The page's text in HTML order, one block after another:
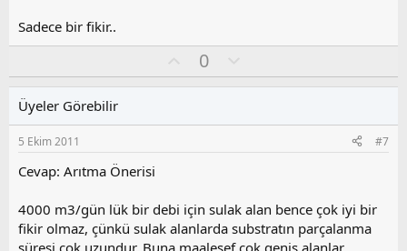
Sadece bir fikir..
y
0
l
s
u
y
l
a
Üyeler Görebilir
5 Ekim 2011 #7
Cevap: Arıtma Önerisi
4000 m3/gün lük bir debi için sulak alan bence çok iyi bir
fikir olmaz, çünkü sulak alanlarda substratın parçalanma
süresi çok uzundur. Buna maalesef çok geniş alanlar